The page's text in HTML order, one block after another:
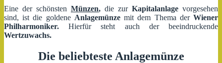
Eine der schönsten Münzen, die zur Kapitalanlage vorgesehen
sind, ist die goldene Anlagemünzemit dem Thema derWiener
Philharmoniker. Hierfür steht auch der beeindruckende
Wertzuwachs.
Die beliebteste Anlagemünze